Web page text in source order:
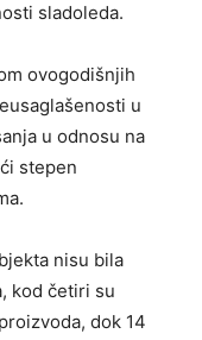
sladoleda.
ovogodišnjih
u
u odnosu na
stepen
nisu bila
kod četiri su
dok 14